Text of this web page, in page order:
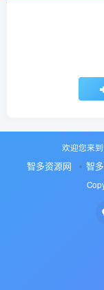
欢迎您来
智多资源网 智